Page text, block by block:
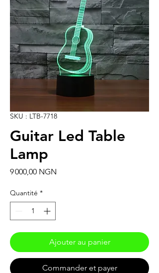
SKU : LTB-7718
Guitar Led Table
Lamp
9 000,00 NGN
Quantité *
Ajouter au panier
Commander et payer